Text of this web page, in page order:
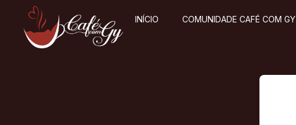
INÍCIO COMUNIDADE CAFÉ COM GY